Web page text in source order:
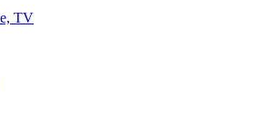
TV